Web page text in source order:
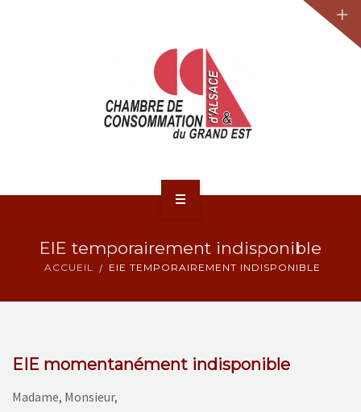
ACTUALITÉS
NOS ACTIONS
EIE temporairement indisponible
ACCUEIL EIE TEMPORAIREMENT INDISPONIBLE
EIE momentanément indisponible
Madame, Monsieur,